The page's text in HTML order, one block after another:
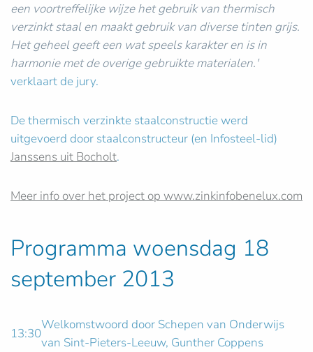
een voortreffelijke wijze het gebruik van thermisch
verzinkt staal en maakt gebruik van diverse tinten grijs.
Het geheel geeft een wat speels karakter en is in
harmonie met de overige gebruikte materialen.'
verklaart de jury.
De thermisch verzinkte staalconstructie werd
uitgevoerd door staalconstructeur (en Infosteel-lid)
Janssens uit Bocholt.
Meer info over het project op www.zinkinfobenelux.com
Programma woensdag 18
september 2013
13:30
Welkomstwoord door Schepen van Onderwijs
van Sint-Pieters-Leeuw, Gunther Coppens